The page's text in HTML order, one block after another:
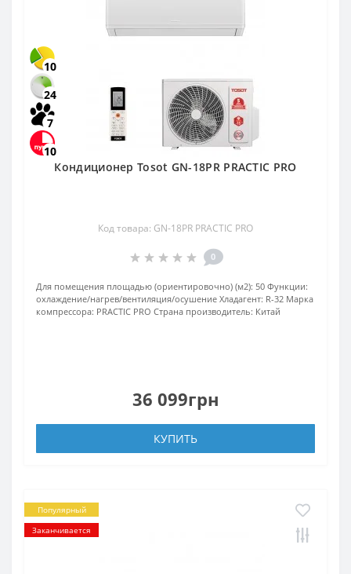
10
24
7
10
Кондиционер Tosot GN-18PR PRACTIC PRO
Код товара: GN-18PR PRACTIC PRO
0
Для помещения площадью (ориентировочно) (м2): 50 Функции:
охлаждение/нагрев/вентиляция/осушение Хладагент: R-32 Марка
компрессора: PRACTIC PRO Страна производитель: Китай
36 099грн
КУПИТЬ
Популярный
Заканчивается